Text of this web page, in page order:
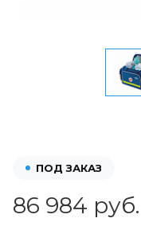
ПОД ЗАКАЗ
86 984 руб.